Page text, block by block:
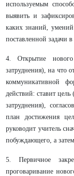
используемым
выявить и
каких знаний, умений
поставленной задачи
4. Открытие
затруднения), на что
коммуникативной
действий: ставит цель
затруднения),
план достижения
руководит учитель
побуждающего, а
5. Первичное
проговаривание